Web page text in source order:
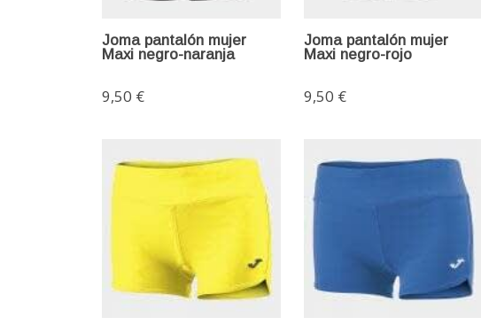
Joma pantalón mujer
Maxi negro-naranja
9,50 €
Joma pantalón mujer
Maxi negro-rojo
9,50 €